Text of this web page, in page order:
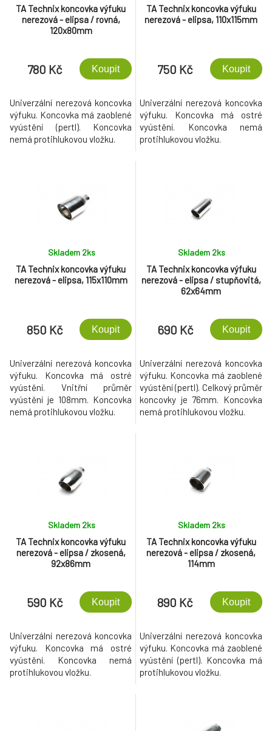
TA Technix koncovka výfuku
nerezová - elipsa / rovná,
120x80mm
780 Kč Koupit
Univerzální nerezová koncovka
výfuku. Koncovka má zaoblené
vyústění (pertl). Koncovka
nemá protihlukovou vložku.
TA Technix koncovka výfuku
nerezová - elipsa, 110x115mm
750 Kč Koupit
Univerzální nerezová koncovka
výfuku. Koncovka má ostré
vyústění. Koncovka nemá
protihlukovou vložku.
TA Technix koncovka výfuku
nerezová - elipsa, 115x110mm
Skladem 2ks
850 Kč Koupit
Univerzální nerezová koncovka
výfuku. Koncovka má ostré
vyústění. Vnitřní průměr
vyústění je 108mm. Koncovka
nemá protihlukovou vložku.
TA Technix koncovka výfuku
nerezová - elipsa / stupňovitá,
62x64mm
Skladem 2ks
690 Kč Koupit
Univerzální nerezová koncovka
výfuku. Koncovka má zaoblené
vyústění (pertl). Celkový průměr
koncovky je 76mm. Koncovka
nemá protihlukovou vložku.
TA Technix koncovka výfuku
nerezová - elipsa / zkosená,
92x86mm
Skladem 2ks
590 Kč Koupit
Univerzální nerezová koncovka
výfuku. Koncovka má ostré
vyústění. Koncovka nemá
protihlukovou vložku.
TA Technix koncovka výfuku
nerezová - elipsa / zkosená,
114mm
Skladem 2ks
890 Kč Koupit
Univerzální nerezová koncovka
výfuku. Koncovka má zaoblené
vyústění (pertl). Koncovka má
protihlukovou vložku.